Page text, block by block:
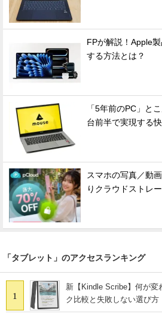
FPが解説！Apple
する方法とは？
「5年前のPC」と
台前半で実現する
スマホの写真／動
りクラウドストレ
「タブレット」のアクセスランキング
1
新【Kindle Scribe】何が
ク比較と失敗しない選び方